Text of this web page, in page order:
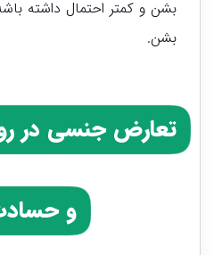
بشن و کمتر احتمال داشته
بشن.
تعارض جنسی در
و